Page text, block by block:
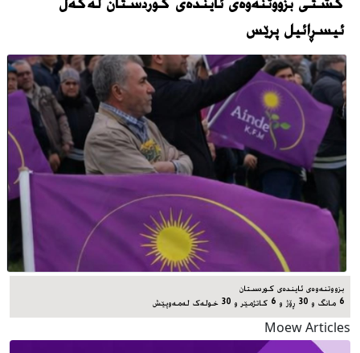
ئیسڕائیل پرێس
بزووتنەوەی ئایندەی کوردستان
6 مانگ و 30 ڕۆژ و 6 کاتژمێر و 30 خوله‌ک له‌مه‌وپێش‌
Moew Articles